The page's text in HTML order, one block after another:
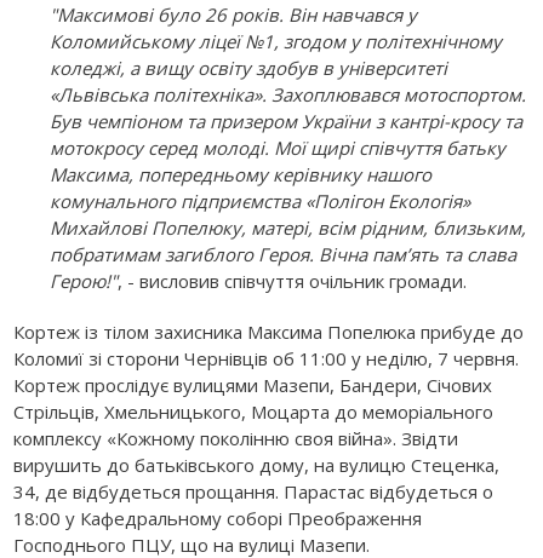
"Максимові було 26 років. Він навчався у
Коломийському ліцеї №1, згодом у політехнічному
коледжі, а вищу освіту здобув в університеті
«Львівська політехніка». Захоплювався мотоспортом.
Був чемпіоном та призером України з кантрі-кросу та
мотокросу серед молоді. Мої щирі співчуття батьку
Максима, попередньому керівнику нашого
комунального підприємства «Полігон Екологія»
Михайлові Попелюку, матері, всім рідним, близьким,
побратимам загиблого Героя. Вічна пам’ять та слава
Герою!", - висловив співчуття очільник громади.
Кортеж із тілом захисника Максима Попелюка прибуде до
Коломиї зі сторони Чернівців об 11:00 у неділю, 7 червня.
Кортеж прослідує вулицями Мазепи, Бандери, Січових
Стрільців, Хмельницького, Моцарта до меморіального
комплексу «Кожному поколінню своя війна». Звідти
вирушить до батьківського дому, на вулицю Стеценка,
34, де відбудеться прощання. Парастас відбудеться о
18:00 у Кафедральному соборі Преображення
Господнього ПЦУ, що на вулиці Мазепи.